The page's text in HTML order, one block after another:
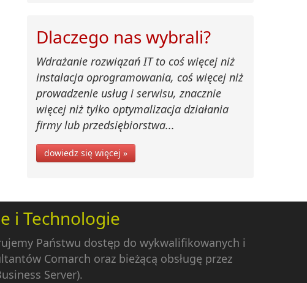
Dlaczego nas wybrali?
Wdrażanie rozwiązań IT to coś więcej niż
instalacja oprogramowania, coś więcej niż
prowadzenie usług i serwisu, znacznie
więcej niż tylko optymalizacja działania
firmy lub przedsiębiorstwa...
dowiedz się więcej »
i Technologie
Państwu dostęp do wykwalifikowanych i
Comarch oraz bieżącą obsługę przez
Server).